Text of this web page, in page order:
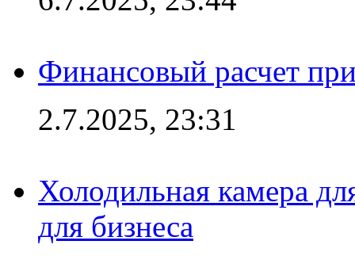
Финансовый расчет
2.7.2025, 23:31
Холодильная камера
для бизнеса